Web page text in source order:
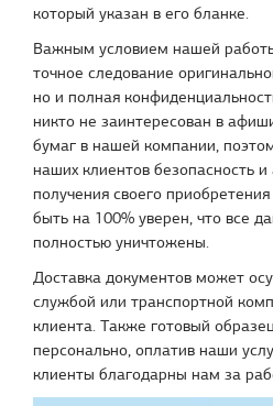
который указан в его бланке.
Важным условием нашей
точное следование
но и полная
никто не заинтересован в
бумаг в нашей компании,
наших клиентов безопасность
получения своего
быть на 100% уверен, что все
полностью уничтожены.
Доставка документов может
службой или транспортной
клиента. Также готовый
персонально, оплатив наши
клиенты благодарны нам за